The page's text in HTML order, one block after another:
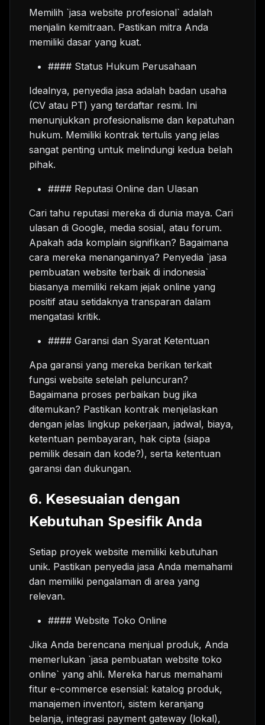
Memilih `jasa website profesional` adalah
menjalin kemitraan. Pastikan mitra Anda
memiliki dasar yang kuat.
#### Status Hukum Perusahaan
Idealnya, penyedia jasa adalah badan usaha
(CV atau PT) yang terdaftar resmi. Ini
menunjukkan profesionalisme dan kepatuhan
hukum. Memiliki kontrak tertulis yang jelas
sangat penting untuk melindungi kedua belah
pihak.
#### Reputasi Online dan Ulasan
Cari tahu reputasi mereka di dunia maya. Cari
ulasan di Google, media sosial, atau forum.
Apakah ada komplain signifikan? Bagaimana
cara mereka menanganinya? Penyedia `jasa
pembuatan website terbaik di indonesia`
biasanya memiliki rekam jejak online yang
positif atau setidaknya transparan dalam
mengatasi kritik.
#### Garansi dan Syarat Ketentuan
Apa garansi yang mereka berikan terkait
fungsi website setelah peluncuran?
Bagaimana proses perbaikan bug jika
ditemukan? Pastikan kontrak menjelaskan
dengan jelas lingkup pekerjaan, jadwal, biaya,
ketentuan pembayaran, hak cipta (siapa
pemilik desain dan kode?), serta ketentuan
garansi dan dukungan.
6. Kesesuaian dengan
Kebutuhan Spesifik Anda
Setiap proyek website memiliki kebutuhan
unik. Pastikan penyedia jasa Anda memahami
dan memiliki pengalaman di area yang
relevan.
#### Website Toko Online
Jika Anda berencana menjual produk, Anda
memerlukan `jasa pembuatan website toko
online` yang ahli. Mereka harus memahami
fitur e-commerce esensial: katalog produk,
manajemen inventori, sistem keranjang
belanja, integrasi payment gateway (lokal),